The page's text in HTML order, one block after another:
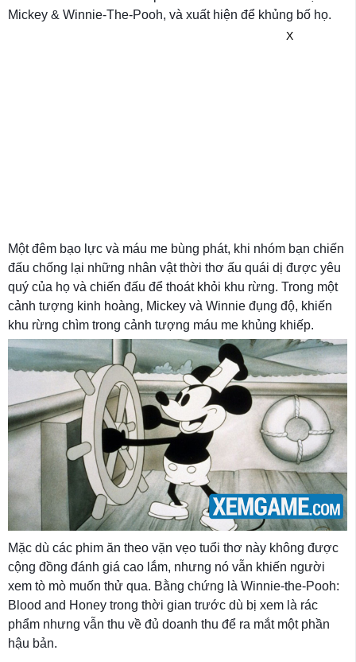
Mickey & Winnie-The-Pooh, và xuất hiện để khủng bố họ.
X
Một đêm bạo lực và máu me bùng phát, khi nhóm bạn chiến
đấu chống lại những nhân vật thời thơ ấu quái dị được yêu
quý của họ và chiến đấu để thoát khỏi khu rừng. Trong một
cảnh tượng kinh hoàng, Mickey và Winnie đụng độ, khiến
khu rừng chìm trong cảnh tượng máu me khủng khiếp.
Mặc dù các phim ăn theo vặn vẹo tuổi thơ này không được
cộng đồng đánh giá cao lắm, nhưng nó vẫn khiến người
xem tò mò muốn thử qua. Bằng chứng là Winnie-the-Pooh:
Blood and Honey trong thời gian trước dù bị xem là rác
phẩm nhưng vẫn thu về đủ doanh thu để ra mắt một phần
hậu bản.